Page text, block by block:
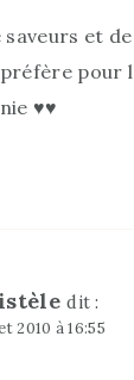
saveurs et
pour
♥♥
dit :
2010 à 16:55